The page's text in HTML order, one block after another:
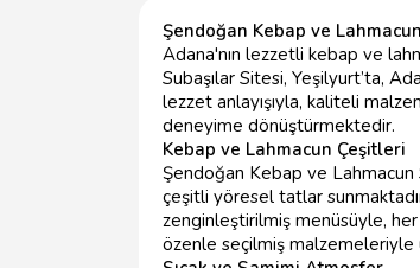
Şendoğan Kebap ve
Adana'nın lezzetli kebap ve
Subaşılar Sitesi, Yeşilyurt’ta,
lezzet anlayışıyla, kaliteli
deneyime dönüştürmektedir.
Kebap ve Lahmacun Çeşitleri
Şendoğan Kebap ve
çeşitli yöresel tatlar
zenginleştirilmiş menüsüyle,
özenle seçilmiş malzemeleriyle